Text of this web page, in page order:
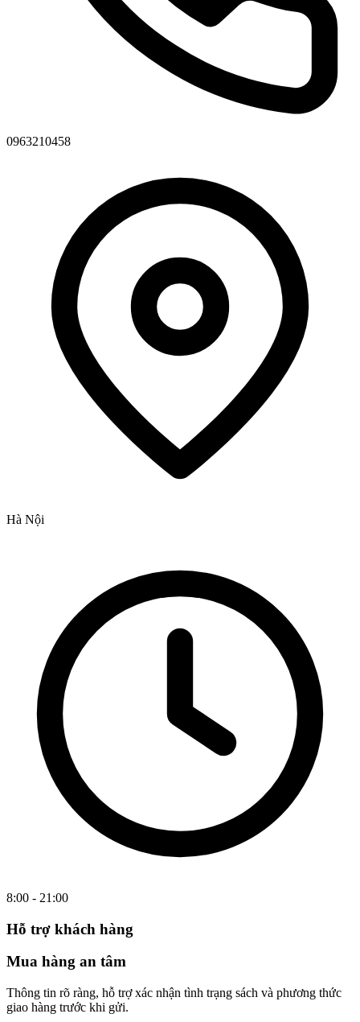
0963210458
Hà Nội
8:00 - 21:00
Hỗ trợ khách hàng
Mua hàng an tâm
Thông tin rõ ràng, hỗ trợ xác nhận tình trạng sách và phương thức
giao hàng trước khi gửi.